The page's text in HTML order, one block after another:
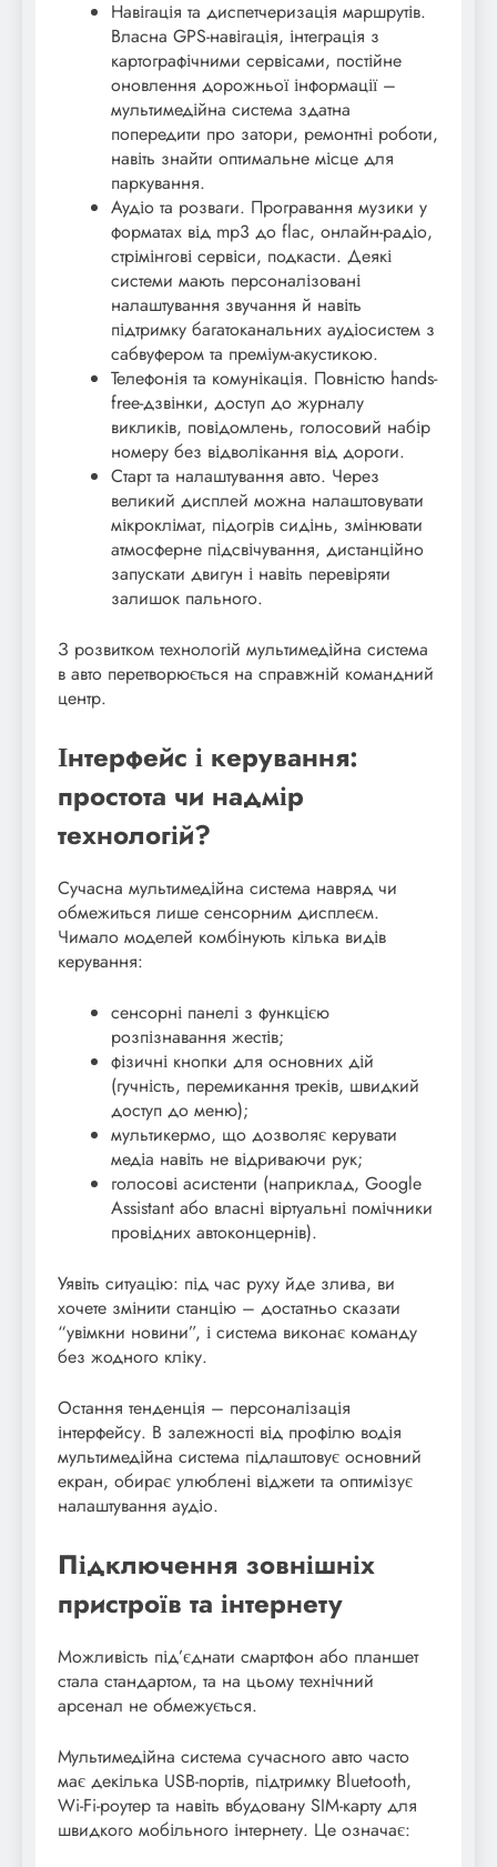
Навігація та диспетчеризація маршрутів.
Власна GPS-навігація, інтеграція з
картографічними сервісами, постійне
оновлення дорожньої інформації –
мультимедійна система здатна
попередити про затори, ремонтні роботи,
навіть знайти оптимальне місце для
паркування.
Аудіо та розваги. Програвання музики у
форматах від mp3 до flac, онлайн-радіо,
стрімінгові сервіси, подкасти. Деякі
системи мають персоналізовані
налаштування звучання й навіть
підтримку багатоканальних аудіосистем з
сабвуфером та преміум-акустикою.
Телефонія та комунікація. Повністю hands-
free-дзвінки, доступ до журналу
викликів, повідомлень, голосовий набір
номеру без відволікання від дороги.
Старт та налаштування авто. Через
великий дисплей можна налаштовувати
мікроклімат, підогрів сидінь, змінювати
атмосферне підсвічування, дистанційно
запускати двигун і навіть перевіряти
залишок пального.
З розвитком технологій мультимедійна система
в авто перетворюється на справжній командний
центр.
Інтерфейс і керування:
простота чи надмір
технологій?
Сучасна мультимедійна система навряд чи
обмежиться лише сенсорним дисплеєм.
Чимало моделей комбінують кілька видів
керування:
сенсорні панелі з функцією
розпізнавання жестів;
фізичні кнопки для основних дій
(гучність, перемикання треків, швидкий
доступ до меню);
мультикермо, що дозволяє керувати
медіа навіть не відриваючи рук;
голосові асистенти (наприклад, Google
Assistant або власні віртуальні помічники
провідних автоконцернів).
Уявіть ситуацію: під час руху йде злива, ви
хочете змінити станцію – достатньо сказати
“увімкни новини”, і система виконає команду
без жодного кліку.
Остання тенденція – персоналізація
інтерфейсу. В залежності від профілю водія
мультимедійна система підлаштовує основний
екран, обирає улюблені віджети та оптимізує
налаштування аудіо.
Підключення зовнішніх
пристроїв та інтернету
Можливість під’єднати смартфон або планшет
стала стандартом, та на цьому технічний
арсенал не обмежується.
Мультимедійна система сучасного авто часто
має декілька USB-портів, підтримку Bluetooth,
Wi-Fi-роутер та навіть вбудовану SIM-карту для
швидкого мобільного інтернету. Це означає: